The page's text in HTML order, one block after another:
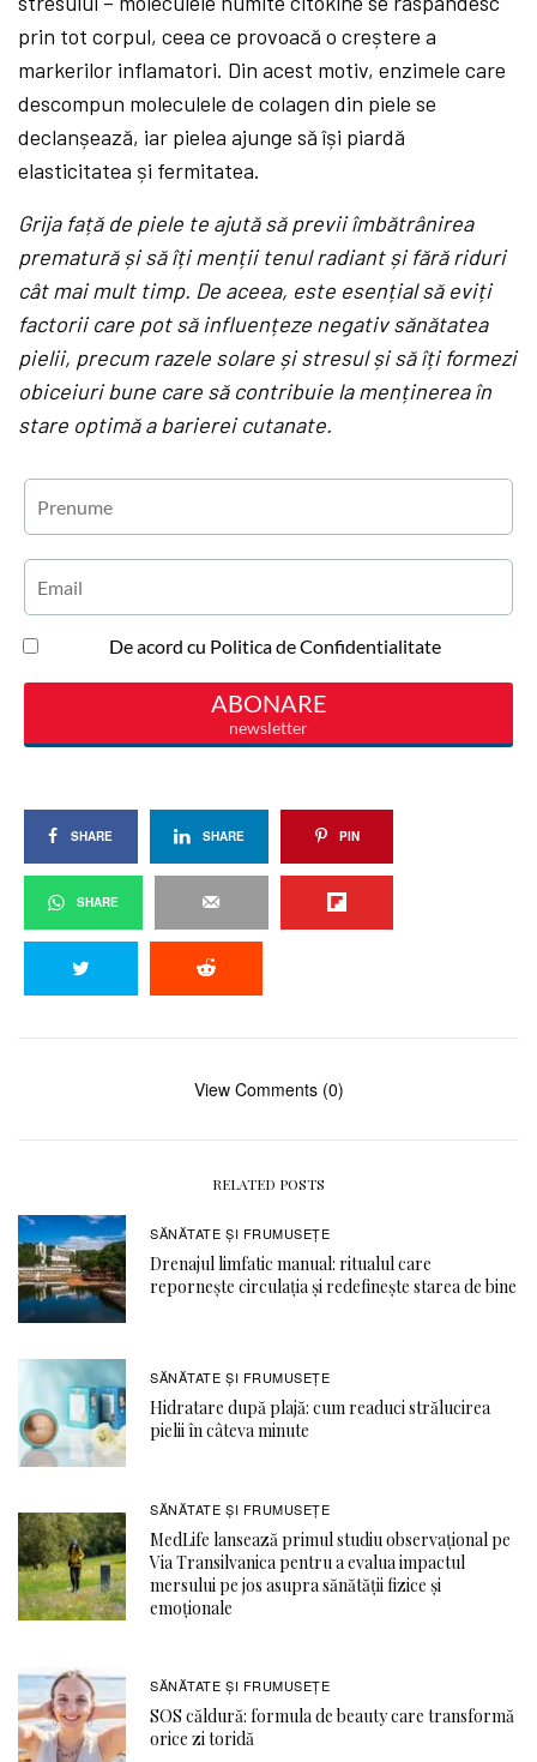
prin tot corpul, ceea ce provoacă o creștere a
markerilor inflamatori. Din acest motiv, enzimele care
descompun moleculele de colagen din piele se
declanșează, iar pielea ajunge să își piardă
elasticitatea și fermitatea.
Grija față de piele te ajută să previi îmbătrânirea
prematură și să îți menții tenul radiant și fără riduri
cât mai mult timp. De aceea, este esențial să eviți
factorii care pot să influențeze negativ sănătatea
pielii, precum razele solare și stresul și să îți formezi
obiceiuri bune care să contribuie la menținerea în
stare optimă a barierei cutanate.
SHARE SHARE PIN
SHARE
View Comments (0)
RELATED POSTS
SĂNĂTATE ŞI FRUMUSEȚE
Drenajul limfatic manual: ritualul care
repornește circulația și redefinește starea de bine
SĂNĂTATE ŞI FRUMUSEȚE
Hidratare după plajă: cum readuci strălucirea
pielii în câteva minute
SĂNĂTATE ŞI FRUMUSEȚE
MedLife lansează primul studiu observațional pe
Via Transilvanica pentru a evalua impactul
mersului pe jos asupra sănătății fizice și
emoționale
SĂNĂTATE ŞI FRUMUSEȚE
SOS căldură: formula de beauty care transformă
orice zi toridă